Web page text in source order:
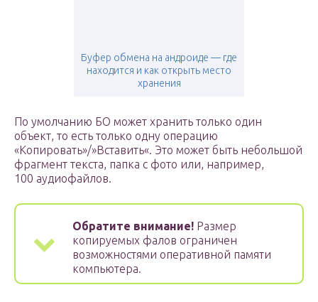
Буфер обмена на андроиде — где
находится и как открыть место
хранения
По умолчанию БО может хранить только один
объект, то есть только одну операцию
«Копировать»/»Вставить«. Это может быть небольшой
фрагмент текста, папка с фото или, например,
100 аудиофайлов.
Обратите внимание! Размер
копируемых фалов ограничен
возможностями оперативной памяти
компьютера.